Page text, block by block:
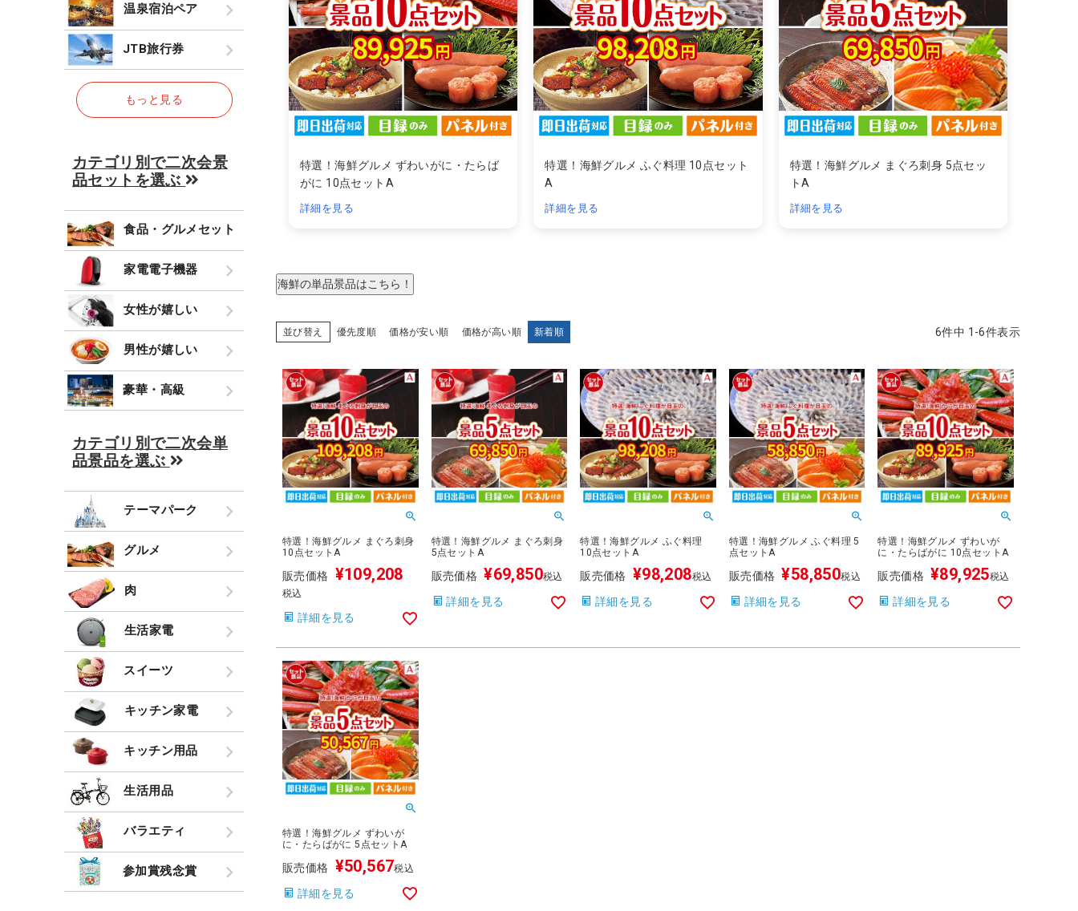
温泉宿泊ペア
JTB旅行券
もっと見る
カテゴリ別で二次会景
品セットを選ぶ
食品・グルメセット
家電電子機器
女性が嬉しい
男性が嬉しい
豪華・高級
カテゴリ別で二次会単
品景品を選ぶ
テーマパーク
グルメ
肉
生活家電
スイーツ
キッチン家電
キッチン用品
生活用品
バラエティ
参加賞残念賞
特選！海鮮グルメ ずわいがに・たらば
がに 10点セットA
詳細を見る
特選！海鮮グルメ ふぐ料理 10点セット
A
詳細を見る
特選！海鮮グルメ まぐろ刺身 5点セッ
トA
詳細を見る
海鮮の単品景品はこちら！
並び替え 優先度順 価格が安い順 価格が高い順 新着順 6件中 1 -6件表示
特選！海鮮グルメ まぐろ刺身
10点セットA
販売価格 ¥109,208
税込
詳細を見る
特選！海鮮グルメ まぐろ刺身
5点セットA
販売価格 ¥69,850税込
詳細を見る
特選！海鮮グルメ ふぐ料理
10点セットA
販売価格 ¥98,208税込
詳細を見る
特選！海鮮グルメ ふぐ料理 5
点セットA
販売価格 ¥58,850税込
詳細を見る
特選！海鮮グルメ ずわいが
に・たらばがに 10点セットA
販売価格 ¥89,925税込
詳細を見る
特選！海鮮グルメ ずわいが
に・たらばがに 5点セットA
販売価格 ¥50,567税込
詳細を見る